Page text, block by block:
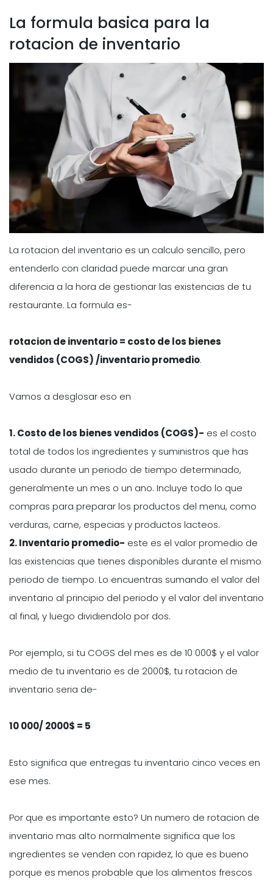
La formula basica para la
rotacion de inventario
La rotacion del inventario es un calculo sencillo, pero
entenderlo con claridad puede marcar una gran
diferencia a la hora de gestionar las existencias de tu
restaurante. La formula es-
rotacion de inventario = costo de los bienes
vendidos (COGS) /inventario promedio.
Vamos a desglosar eso en
1. Costo de los bienes vendidos (COGS)- es el costo
total de todos los ingredientes y suministros que has
usado durante un periodo de tiempo determinado,
generalmente un mes o un ano. Incluye todo lo que
compras para preparar los productos del menu, como
verduras, carne, especias y productos lacteos.
2. Inventario promedio- este es el valor promedio de
las existencias que tienes disponibles durante el mismo
periodo de tiempo. Lo encuentras sumando el valor del
inventario al principio del periodo y el valor del inventario
al final, y luego dividiendolo por dos.
Por ejemplo, si tu COGS del mes es de 10 000$ y el valor
medio de tu inventario es de 2000$, tu rotacion de
inventario seria de-
10 000/ 2000$ = 5
Esto significa que entregas tu inventario cinco veces en
ese mes.
Por que es importante esto? Un numero de rotacion de
inventario mas alto normalmente significa que los
ingredientes se venden con rapidez, lo que es bueno
porque es menos probable que los alimentos frescos